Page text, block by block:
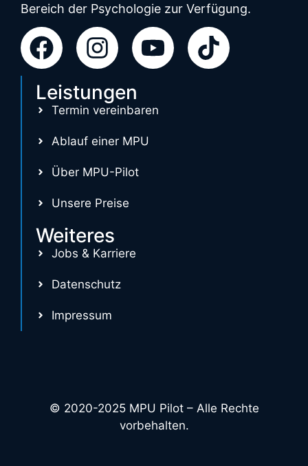
Bereich der Psychologie zur Verfügung.
Leistungen
Termin vereinbaren
Ablauf einer MPU
Über MPU-Pilot
Unsere Preise
Weiteres
Jobs & Karriere
Datenschutz
Impressum
© 2020-2025 MPU Pilot – Alle Rechte
vorbehalten.